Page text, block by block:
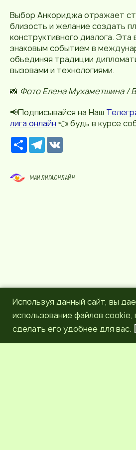
Выбор Анкориджа отражает
близость и желание создать
конструктивного диалога. Эта
знаковым событием в
объединяя традиции
вызовами и технологиями.
📸 Фото Елена Мухаметшина /
📢Подписывайся на Наш
лига.онлайн 👈 будь в курсе
Р
е
с
р
с
T
e
g
r
МАИ ЛИГА.ОНЛАЙН
Используя данный сайт, вы
использование файлов
сделать его удобнее для вас.